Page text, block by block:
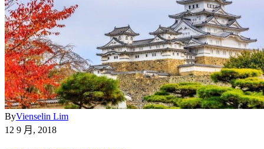
ByVienselin Lim
12 9 月, 2018